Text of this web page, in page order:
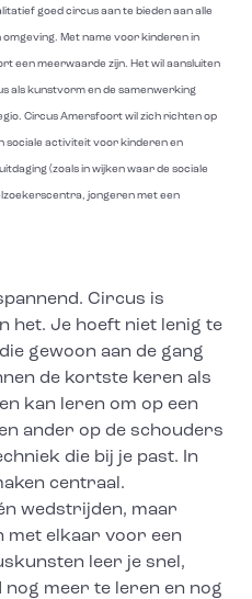
goed circus aan te bieden aan alle
Met name voor kinderen in
een meerwaarde zijn. Het wil aansluiten
als kunstvorm en de samenwerking
Circus Amersfoort wil zich richten op
sociale activiteit voor kinderen en
(zoals in wijken waar de sociale
jongeren met een
Circus is
het. Je hoeft niet lenig te
gewoon aan de gang
de kortste keren als
kan leren om op een
ander op de schouders
die bij je past. In
centraal.
wedstrijden, maar
met elkaar voor een
leer je snel,
meer te leren en nog